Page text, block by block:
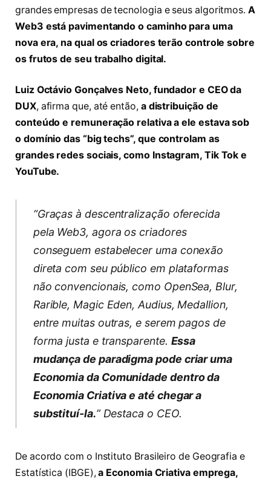
grandes empresas de tecnologia e seus algoritmos.A
Web3 está pavimentando o caminho para uma
nova era, na qual os criadores terão controle sobre
os frutos de seu trabalho digital.
Luiz Octávio Gonçalves Neto, fundador e CEO da
DUX, afirma que, até então, a distribuição de
conteúdo e remuneração relativa a ele estava sob
o domínio das “big techs”, que controlam as
grandes redes sociais, como Instagram, Tik Tok e
YouTube.
“Graças à descentralização oferecida
pela Web3, agora os criadores
conseguem estabelecer uma conexão
direta com seu público em plataformas
não convencionais, como OpenSea, Blur,
Rarible, Magic Eden, Audius, Medallion,
entre muitas outras, e serem pagos de
forma justa e transparente. Essa
mudança de paradigma pode criar uma
Economia da Comunidade dentro da
Economia Criativa e até chegar a
substituí-la.” Destaca o CEO.
De acordo com o Instituto Brasileiro de Geografia e
Estatística (IBGE),a Economia Criativa emprega,